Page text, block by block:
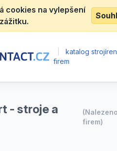
cookies na vylepšení
katalog
firem
- stroje a
firem)